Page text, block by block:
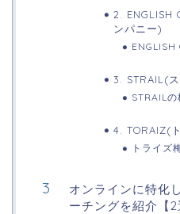
2. ENGLISH
ンパニー)
ENGLISH
3. STRAIL(
STRAIL
4. TORAIZ(
トライズ
オンラインに特化
ーチングを紹介【2